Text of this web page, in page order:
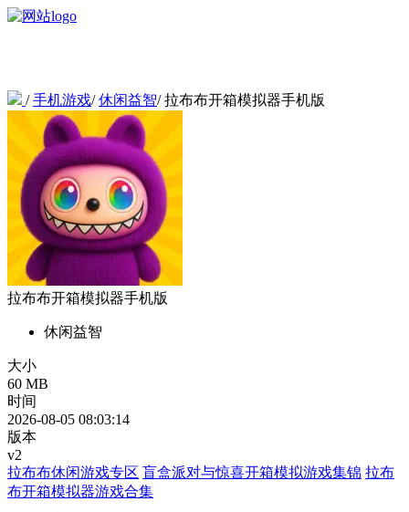
/手机游戏/休闲益智/拉布布开箱模拟器手机版
拉布布开箱模拟器手机版
休闲益智
大小
60 MB
时间
2026-08-05 08:03:14
版本
v2
拉布布休闲游戏专区 盲盒派对与惊喜开箱模拟游戏集锦 拉布
布开箱模拟器游戏合集